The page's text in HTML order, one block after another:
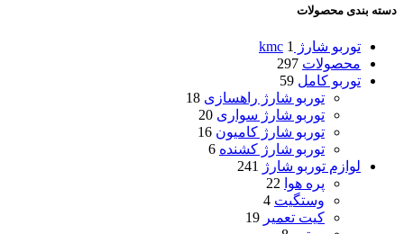
دسته‌ بندی محصولات
توربو شارژ kmc 1
محصولات 297
توربو کامل 59
توربو شارژ راهسازی 18
توربو شارژ سواری 20
توربو شارژ کامیون 16
توربو شارژ کشنده 6
لوازم توربو شارژ 241
پره هوا 22
وستگیت 4
کیت تعمیر 19